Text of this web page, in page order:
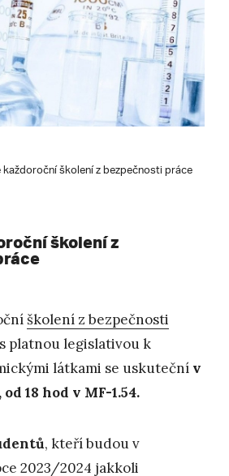
každoroční školení z bezpečnosti práce
školení z
školení z bezpečnosti
platnou legislativou k
látkami se uskuteční v
18 hod v MF-1.54.
, kteří budou v
2023/2024 jakkoli